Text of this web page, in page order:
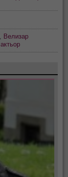
, Велизар
актьор